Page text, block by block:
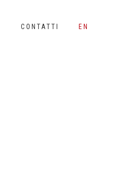
CONTATTI EN